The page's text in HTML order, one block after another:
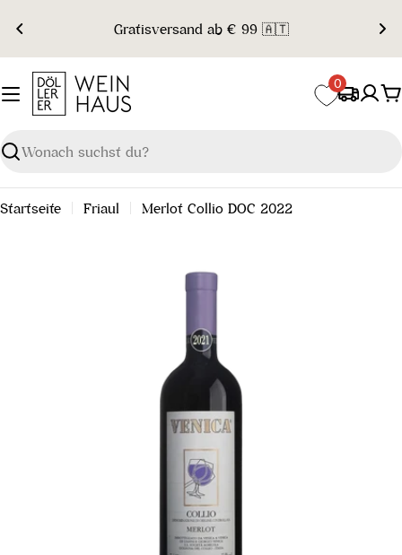
Inhalt
springen
Gratisversand ab € 99 🇦🇹
Suchen
0
Startseite Friaul Merlot Collio DOC 2022